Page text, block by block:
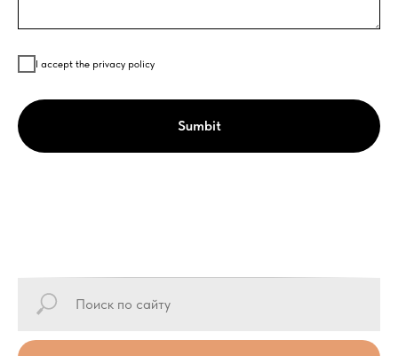
I accept the privacy policy
Sumbit